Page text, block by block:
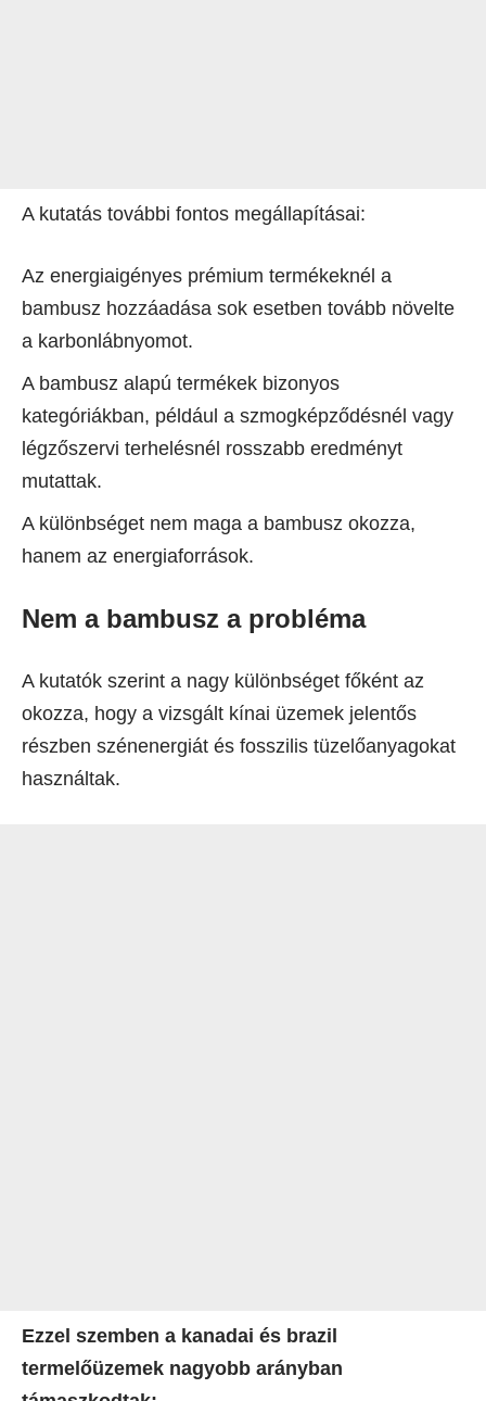
A kutatás további fontos megállapításai:
Az energiaigényes prémium termékeknél a
bambusz hozzáadása sok esetben tovább növelte
a karbonlábnyomot.
A bambusz alapú termékek bizonyos
kategóriákban, például a szmogképződésnél vagy
légzőszervi terhelésnél rosszabb eredményt
mutattak.
A különbséget nem maga a bambusz okozza,
hanem az energiaforrások.
Nem a bambusz a probléma
A kutatók szerint a nagy különbséget főként az
okozza, hogy a vizsgált kínai üzemek jelentős
részben szénenergiát és fosszilis tüzelőanyagokat
használtak.
Ezzel szemben a kanadai és brazil
termelőüzemek nagyobb arányban